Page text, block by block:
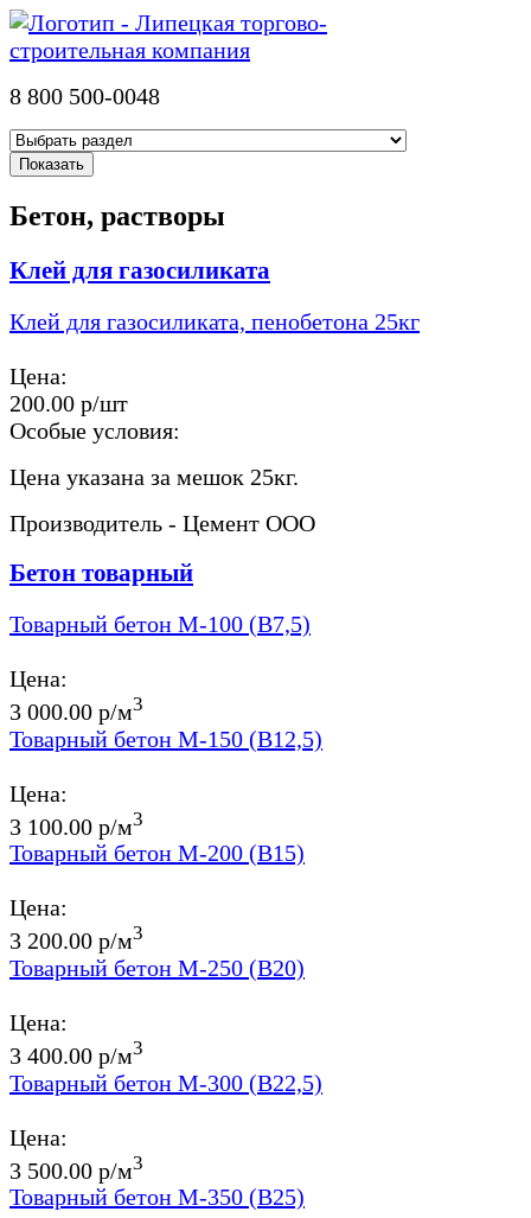
8 800 500-0048
Бетон, растворы
Клей для газосиликата
Клей для газосиликата, пенобетона 25кг
Цена:
200.00 р/шт
Особые условия:
Цена указана за мешок 25кг.
Производитель - Цемент ООО
Бетон товарный
Товарный бетон М-100 (В7,5)
Цена:
3 000.00 р/м3
Товарный бетон М-150 (В12,5)
Цена:
3 100.00 р/м3
Товарный бетон М-200 (В15)
Цена:
3 200.00 р/м3
Товарный бетон М-250 (В20)
Цена:
3 400.00 р/м3
Товарный бетон М-300 (В22,5)
Цена:
3 500.00 р/м3
Товарный бетон М-350 (В25)